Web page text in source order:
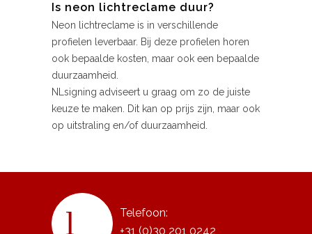
Is neon lichtreclame duur?
Neon lichtreclame is in verschillende
profielen leverbaar. Bij deze profielen horen
ook bepaalde kosten, maar ook een bepaalde
duurzaamheid.
NLsigning adviseert u graag om zo de juiste
keuze te maken. Dit kan op prijs zijn, maar ook
op uitstraling en/of duurzaamheid.
Telefoon:
+31 (0)30 201 0242